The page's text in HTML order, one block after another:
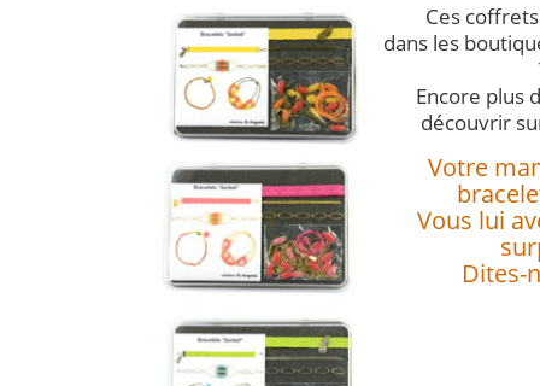
Ces
dans les
Encore plus
découvrir
Votre
Vous lui
Dites-